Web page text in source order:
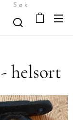
Søk
helsort